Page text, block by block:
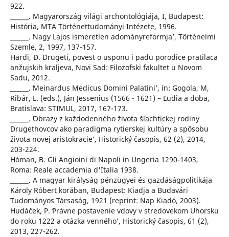
922.
______. Magyarország világi archontológiája, I, Budapest:
História, MTA Történettudományi Intézete, 1996.
______. ʻNagy Lajos ismeretlen adományreformjaʼ, Történelmi
Szemle, 2, 1997, 137-157.
Hardi, Đ. Drugeti, povest o usponu i padu porodice pratilaca
anžujskih kraljeva, Novi Sad: Filozofski fakultet u Novom
Sadu, 2012.
______. ʻMeinardus Medicus Domini Palatiniʼ, in: Gogola, M,
Ribár, L. (eds.), Ján Jessenius (1566 - 1621) – Ľudia a doba,
Bratislava: STIMUL, 2017, 167-173.
______. ʻObrazy z každodenného života šľachtickej rodiny
Drugethovcov ako paradigma rytierskej kultúry a spôsobu
života novej aristokracieʼ, Historický časopis, 62 (2), 2014,
203-224.
Hóman, B. Gli Angioini di Napoli in Ungeria 1290-1403,
Roma: Reale accademia d'Italia 1938.
______. A magyar királyság pénzügyei és gazdáságpolitikája
Károly Róbert korában, Budapest: Kiadja a Budavári
Tudományos Társaság, 1921 (reprint: Nap Kiadó, 2003).
Hudáček, P. ʻPrávne postavenie vdovy v stredovekom Uhorsku
do roku 1222 a otázka vennéhoʼ, Historický časopis, 61 (2),
2013, 227-262.